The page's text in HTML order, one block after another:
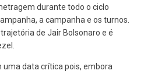
durante todo o ciclo
a campanha e os turnos.
de Jair Bolsonaro e é
uma data crítica pois, embora